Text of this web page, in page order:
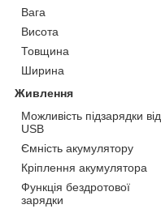
Вага
Висота
Товщина
Ширина
Живлення
Можливість підзарядки від
USB
Ємність акумулятору
Кріплення акумулятора
Функція бездротової
зарядки